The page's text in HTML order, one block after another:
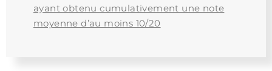
ayant obtenu cumulativement une note
moyenne d’au moins 10/20